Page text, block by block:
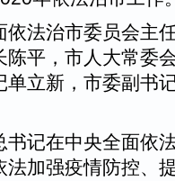
法治市委员会主
平，市人大常委
立新，市委副书
记在中央全面依
加强疫情防控、